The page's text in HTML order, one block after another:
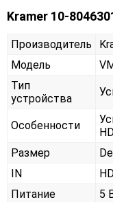
Kramer 10-
Производитель
Модель
Тип
устройства
Особенности
Размер
IN
Питание
5